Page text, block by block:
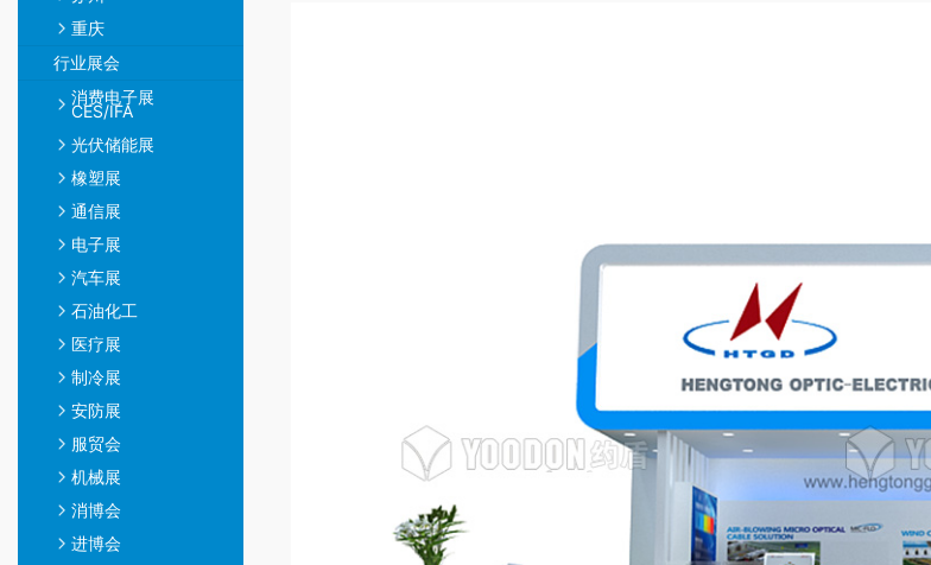
重庆
行业展会
消费电子展
CES/IFA
光伏储能展
橡塑展
通信展
电子展
汽车展
石油化工
医疗展
制冷展
安防展
服贸会
机械展
消博会
进博会